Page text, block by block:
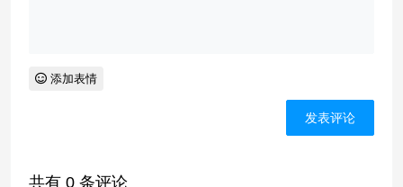
添加表情
共有0 条评论